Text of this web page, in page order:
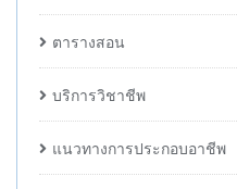
ตารางสอน
บริการวิชาชีพ
แนวทางการประกอบอาชีพ